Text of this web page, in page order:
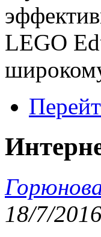
LEGO
18/7/